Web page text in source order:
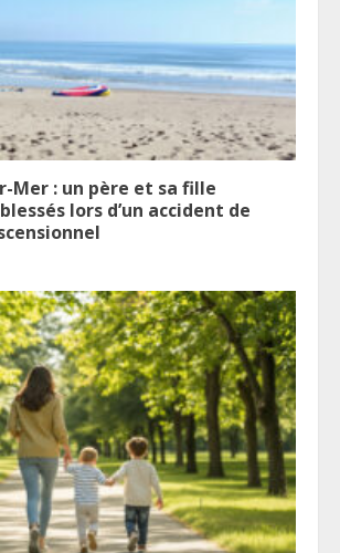
Mer : un père et sa fille
lors d’un accident de